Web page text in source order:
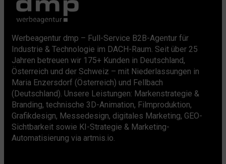
Werbeagentur dmp – Full-Service B2B-Agentur für
Industrie & Technologie im DACH-Raum. Seit über 25
Jahren betreuen wir 175+ Kunden in Deutschland,
Österreich und der Schweiz – mit Niederlassungen in
Maria Enzersdorf (Österreich) und Fellbach
(Deutschland). Unsere Leistungen: Markenstrategie &
Branding, technische 3D-Animation, Filmproduktion,
Grafikdesign, Messedesign, digitales Marketing, GEO-
Sichtbarkeit sowie KI-Strategie & Marketing-
Automatisierung via artmis.io.